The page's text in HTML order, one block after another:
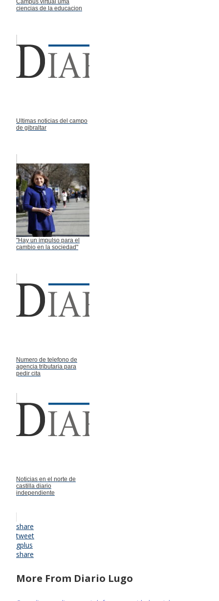
ciencias de la educacion
Ultimas noticias del campo
de gibraltar
"Hay un impulso para el
cambio en la sociedad"
Numero de telefono de
agencia tributaria para
pedir cita
Noticias en el norte de
castilla diario
independiente
share
tweet
gplus
share
More From Diario Lugo